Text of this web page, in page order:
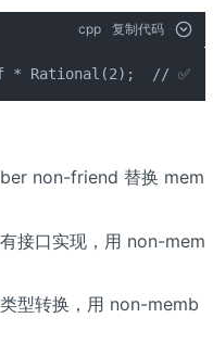
cpp 复制代码
* Rational(2);  // ✅ 显
non-friend 替换 mem
接口实现，用 non-mem
型转换，用 non-memb